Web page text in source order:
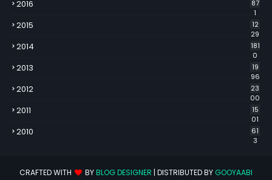
2016
87
1
2015
12
29
2014
181
0
2013
19
96
2012
23
00
2011
15
01
2010
61
3
CRAFTED WITH BYBLOG DESIGNER | DISTRIBUTED BY GOOYAABI